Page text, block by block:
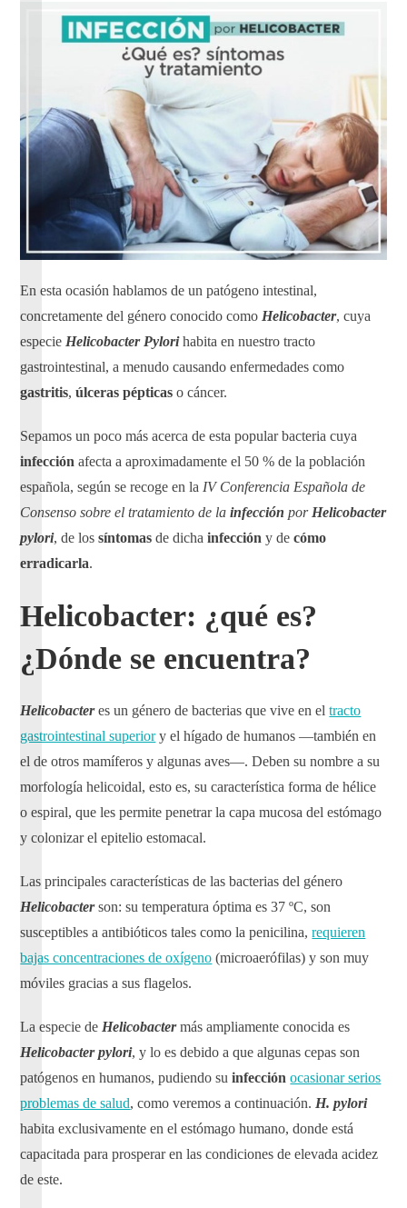
En esta ocasión hablamos de un patógeno intestinal,
concretamente del género conocido como Helicobacter, cuya
especie Helicobacter Pylorihabita en nuestro tracto
gastrointestinal, a menudo causando enfermedades como
gastritis,úlceras pépticas o cáncer.
Sepamos un poco más acerca de esta popular bacteria cuya
infección afecta a aproximadamente el 50 % de la población
española, según se recoge en la IV Conferencia Española de
Consenso sobre el tratamiento de lainfección por Helicobacter
pylori, de lossíntomas de dichainfección y decómo
erradicarla.
Helicobacter: ¿qué es?
¿Dónde se encuentra?
Helicobacteres un género de bacterias que vive en eltracto
gastrointestinal superiory el hígado de humanos —también en
el de otros mamíferos y algunas aves—. Deben su nombre a su
morfología helicoidal, esto es, su característica forma de hélice
o espiral, que les permite penetrar la capa mucosa del estómago
y colonizar el epitelio estomacal.
Las principales características de las bacterias del género
Helicobacterson: su temperatura óptima es 37 ºC, son
susceptibles a antibióticos tales como la penicilina,requieren
bajas concentraciones de oxígeno (microaerófilas) y son muy
móviles gracias a sus flagelos.
La especie de Helicobactermás ampliamente conocida es
Helicobacter pylori, y lo es debido a que algunas cepas son
patógenos en humanos, pudiendo suinfección ocasionar serios
problemas de salud, como veremos a continuación. H. pylori
habita exclusivamente en el estómago humano, donde está
capacitada para prosperar en las condiciones de elevada acidez
de este.